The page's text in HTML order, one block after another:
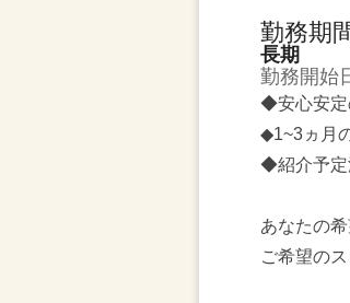
勤務期
長期
勤務開始
◆安心安定
◆1~3ヵ月
◆紹介予
あなたの
ご希望の